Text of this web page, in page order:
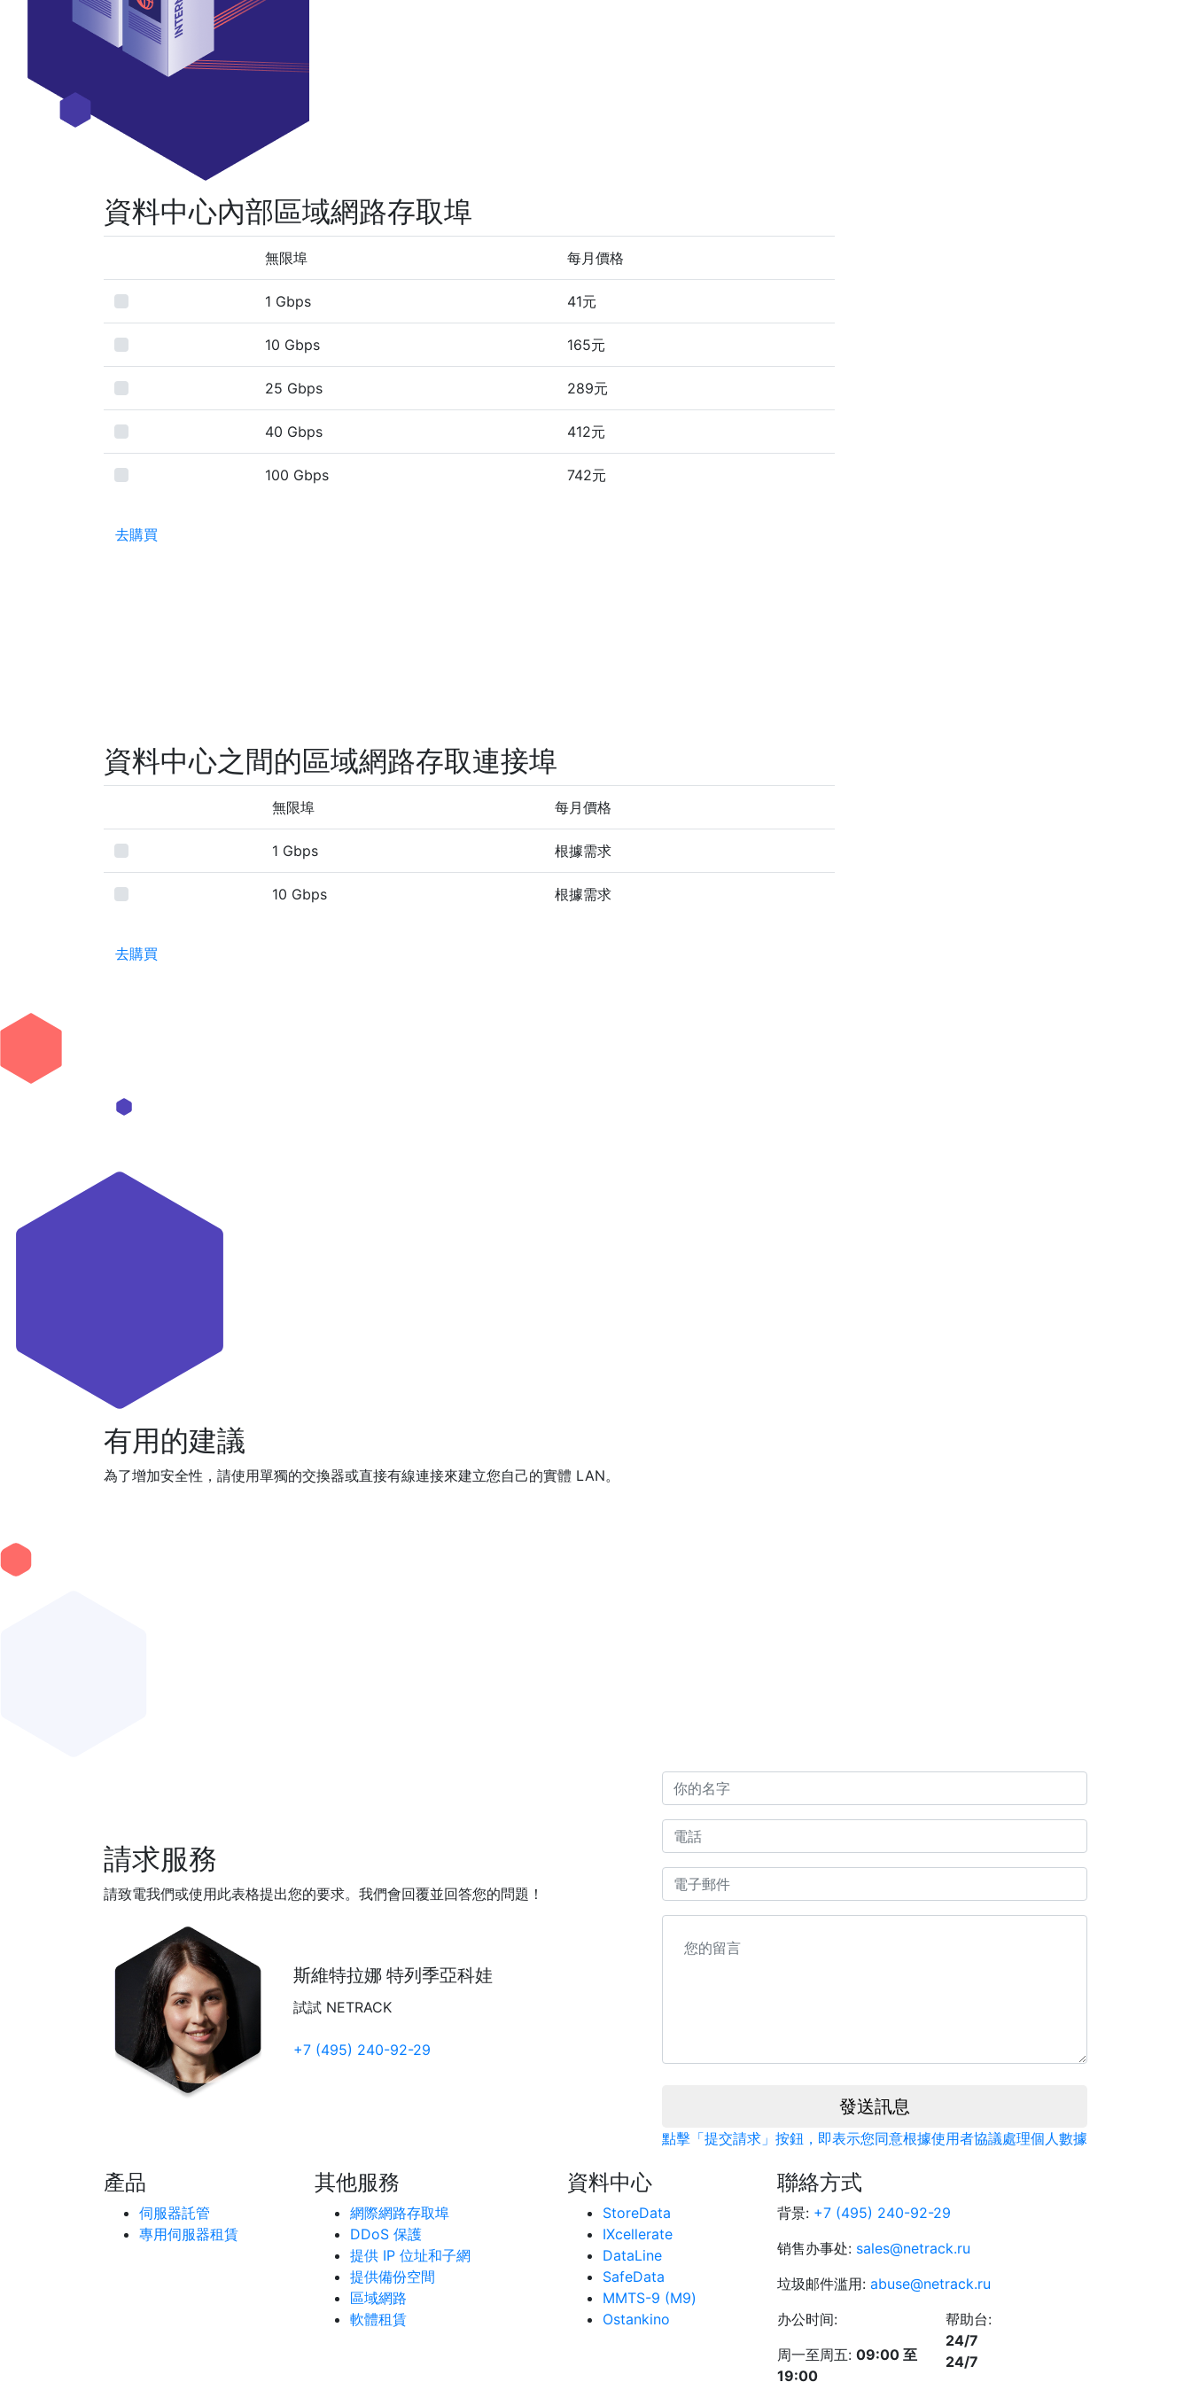
資料中心內部區域網路存取埠
無限埠 每月價格
1 Gbps 41元
10 Gbps 165元
25 Gbps 289元
40 Gbps 412元
100 Gbps 742元
去購買
資料中心之間的區域網路存取連接埠
無限埠 每月價格
1 Gbps 根據需求
10 Gbps 根據需求
去購買
有用的建議
為了增加安全性，請使用單獨的交換器或直接有線連接來建立您自己的實體 LAN。
請求服務
請致電我們或使用此表格提出您的要求。我們會回覆並回答您的問題！
斯維特拉娜 特列季亞科娃
試試 NETRACK
+7 (495) 240-92-29
發送訊息
點擊「提交請求」按鈕，即表示您同意根據使用者協議處理個人數據
產品
伺服器託管
專用伺服器租賃
其他服務
網際網路存取埠
DDoS 保護
提供 IP 位址和子網
提供備份空間
區域網路
軟體租賃
資料中心
StoreData
IXcellerate
DataLine
SafeData
ММТS-9 (М9)
Ostankino
聯絡方式
背景: +7 (495) 240-92-29
销售办事处: sales@netrack.ru
垃圾邮件滥用: abuse@netrack.ru
办公时间:
周一至周五: 09:00 至
19:00
帮助台:
24/7
24/7